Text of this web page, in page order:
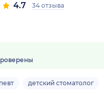
4.7 34 отзыва
детский стоматолог